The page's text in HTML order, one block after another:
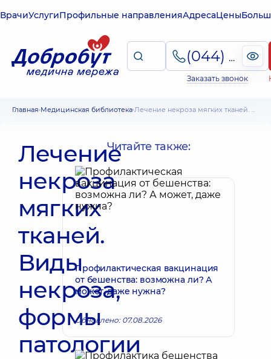
ВрачиУслугиПрофильные направленияАдресаЦены
(044) 495-2-888
Заказать звонок
Главная Медицинская библиотека Лечение некроза мягких тканей. Виды некроза, формы патологии
Лечение
некроза
мягких
тканей.
Виды
некроза,
формы
патологии
Читайте также:
Профилактическая вакцинация
от бешенства: возможна ли? А
может, даже нужна?
Обновлено: 07.08.2026